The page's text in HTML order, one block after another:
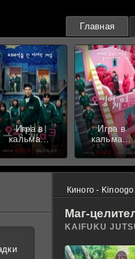
Главная
Игра в
кальмара
3 сезон
Игра в
кальмара
2 сезон
Киного -
Маг-
KAIFUKU